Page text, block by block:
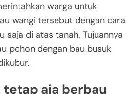
warga untuk
wangi tersebut dengan cara
saja di atas tanah. Tujuannya
pohon dengan bau busuk
tetap aja berbau